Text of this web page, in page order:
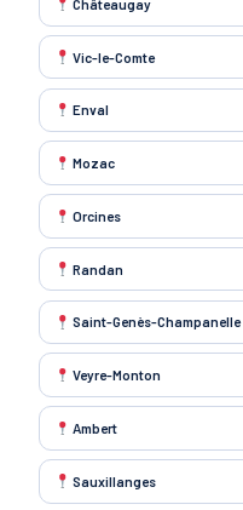
Vic-le-Comte
Enval
Mozac
Orcines
Randan
Saint-Genès-Champanelle
Veyre-Monton
Ambert
Sauxillanges